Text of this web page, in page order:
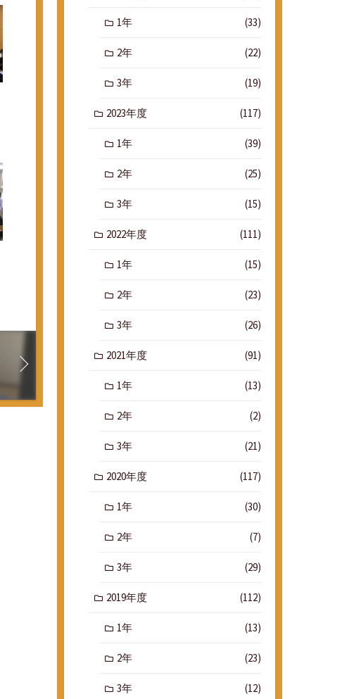
1年 (33)
2年 (22)
3年 (19)
2023年度 (117)
1年 (39)
2年 (25)
3年 (15)
2022年度 (111)
1年 (15)
2年 (23)
3年 (26)
2021年度 (91)
1年 (13)
2年 (2)
3年 (21)
2020年度 (117)
1年 (30)
2年 (7)
3年 (29)
2019年度 (112)
1年 (13)
2年 (23)
3年 (12)